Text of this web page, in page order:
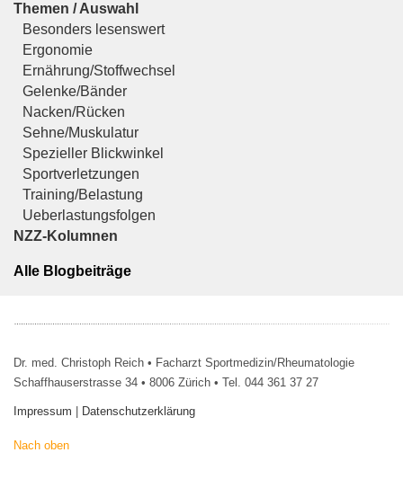
Themen / Auswahl
Besonders lesenswert
Ergonomie
Ernährung/Stoffwechsel
Gelenke/Bänder
Nacken/Rücken
Sehne/Muskulatur
Spezieller Blickwinkel
Sportverletzungen
Training/Belastung
Ueberlastungsfolgen
NZZ-Kolumnen
Alle Blogbeiträge
Dr. med. Christoph Reich • Facharzt Sportmedizin/Rheumatologie
Schaffhauserstrasse 34 • 8006 Zürich • Tel. 044 361 37 27
Impressum Datenschutzerklärung
Nach oben